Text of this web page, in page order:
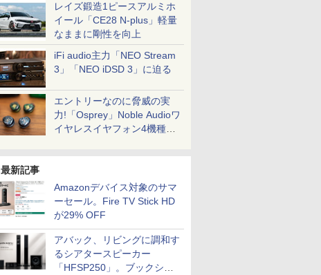
レイズ鍛造1ピースアルミホ
イール「CE28 N-plus」軽量
なままに剛性を向上
iFi audio主力「NEO Stream
3」「NEO iDSD 3」に迫る
エントリーなのに脅威の実
力!「Osprey」Noble Audioワ
イヤレスイヤフォン4機種を
最新記事
Amazonデバイス対象のサマ
ーセール。Fire TV Stick HD
が29% OFF
アバック、リビングに調和す
るシアタースピーカー
「HFSP250」。ブックシェ